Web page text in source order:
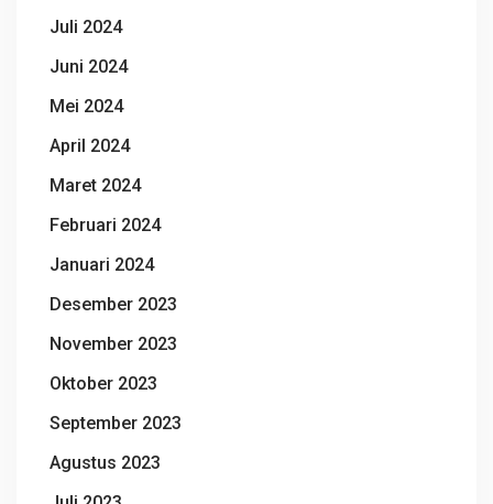
Juli 2024
Juni 2024
Mei 2024
April 2024
Maret 2024
Februari 2024
Januari 2024
Desember 2023
November 2023
Oktober 2023
September 2023
Agustus 2023